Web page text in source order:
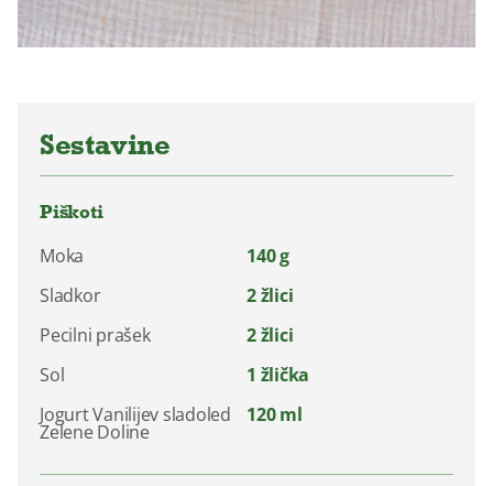
Sestavine
Piškoti
Moka
140 g
Sladkor
2 žlici
Pecilni prašek
2 žlici
Sol
1 žlička
Jogurt Vanilijev sladoled
Zelene Doline
120 ml